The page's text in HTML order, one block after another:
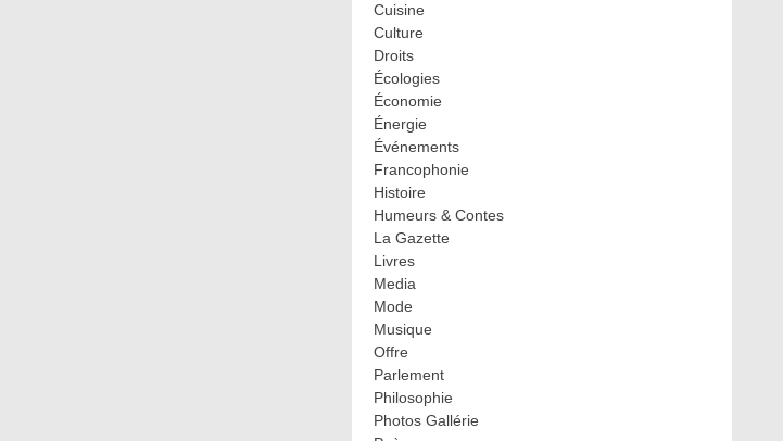
Cuisine
Culture
Droits
Écologies
Économie
Énergie
Événements
Francophonie
Histoire
Humeurs & Contes
La Gazette
Livres
Media
Mode
Musique
Offre
Parlement
Philosophie
Photos Gallérie